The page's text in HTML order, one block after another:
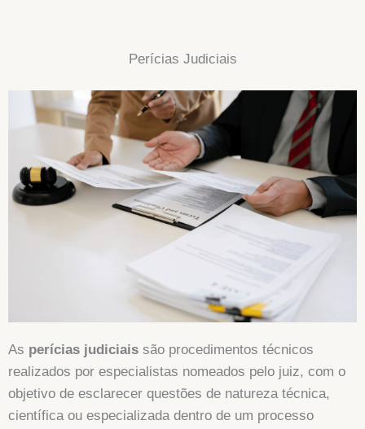
Perícias Judiciais
As perícias judiciais são procedimentos técnicos
realizados por especialistas nomeados pelo juiz, com o
objetivo de esclarecer questões de natureza técnica,
científica ou especializada dentro de um processo